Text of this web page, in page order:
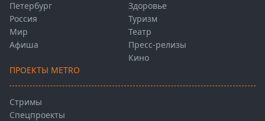
Петербург
Россия
Мир
Афиша
Здоровье
Туризм
Театр
Пресс-релизы
Кино
ПРОЕКТЫ METRO
Стримы
Спецпроекты